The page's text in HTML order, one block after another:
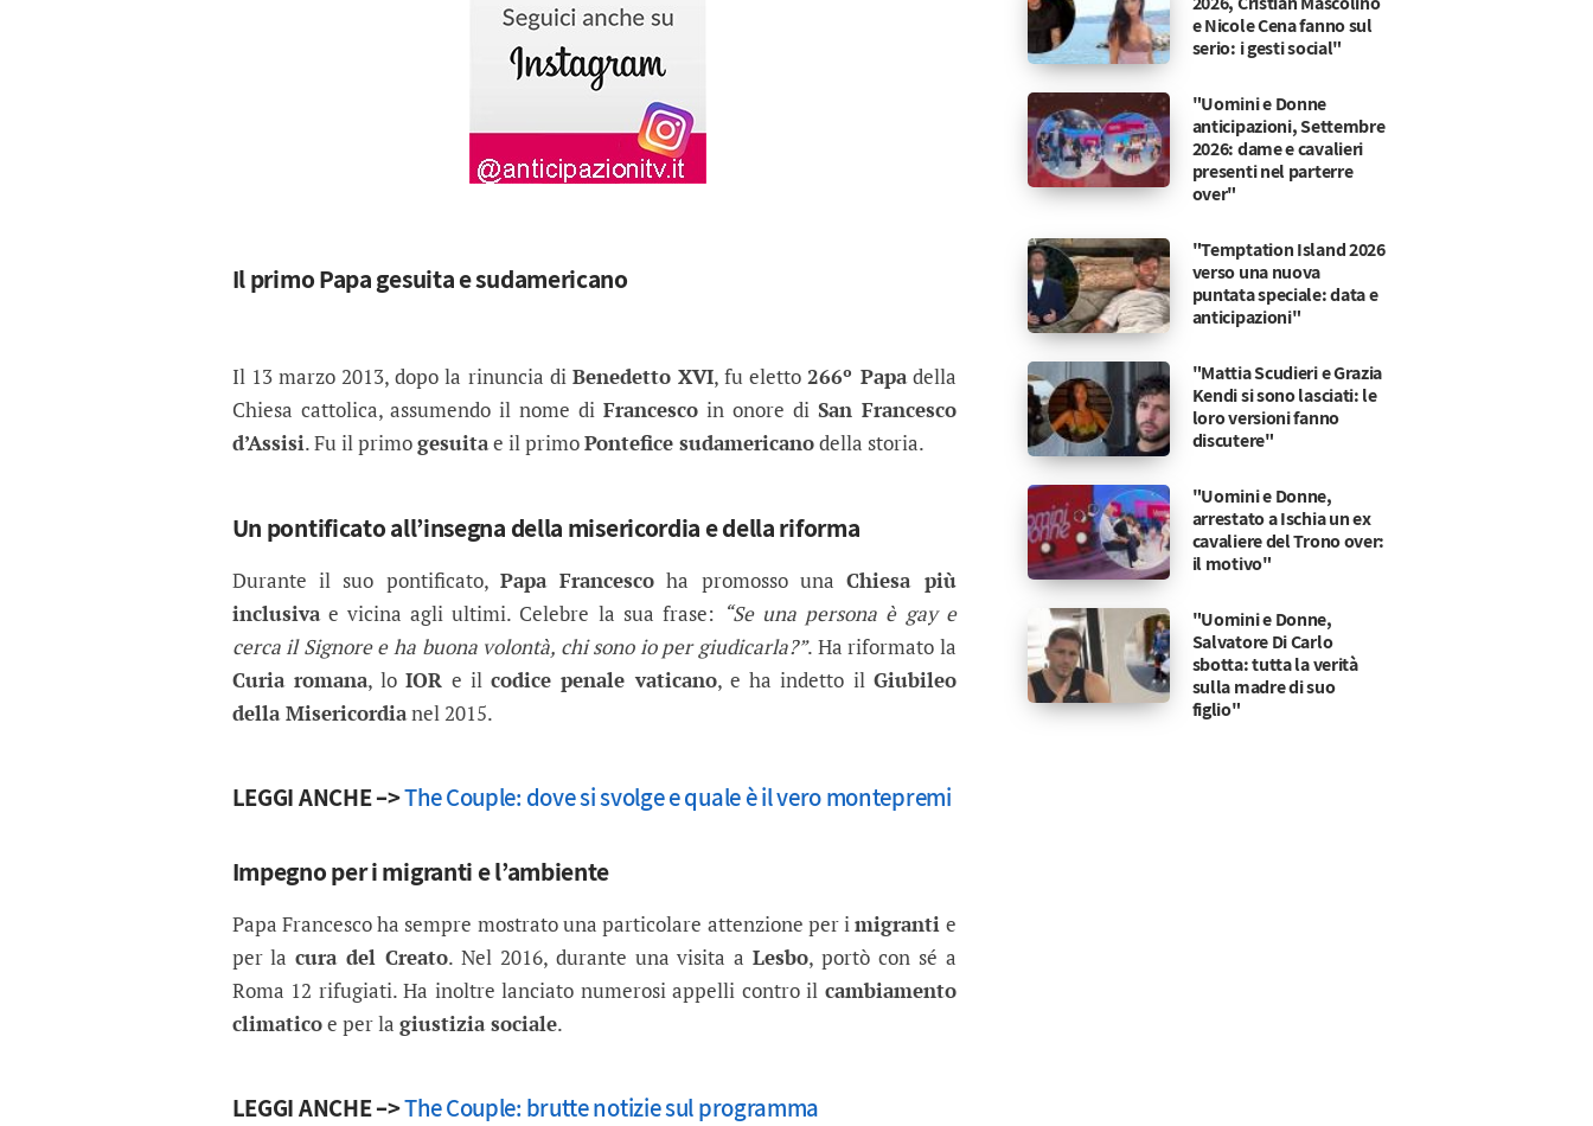
Il primo Papa gesuita e sudamericano
Il 13 marzo 2013, dopo la rinuncia di Benedetto XVI, fu eletto266º Papadella
Chiesa cattolica, assumendo il nome diFrancesco in onore di San Francesco
d’Assisi. Fu il primogesuitae il primoPontefice sudamericanodella storia.
Un pontificato all’insegna della misericordia e della riforma
Durante il suo pontificato, Papa Francesco ha promosso unaChiesa più
inclusivae vicina agli ultimi. Celebre la sua frase: “Se una persona è gay e
cerca il Signore e ha buona volontà, chi sono io per giudicarla?”. Ha riformato la
Curia romana, loIOR e ilcodice penale vaticano, e ha indetto il Giubileo
della Misericordianel 2015.
LEGGI ANCHE –>The Couple: dove si svolge e quale è il vero montepremi
Impegno per i migranti e l’ambiente
Papa Francesco ha sempre mostrato una particolare attenzione per imigranti e
per lacura del Creato. Nel 2016, durante una visita aLesbo, portò con sé a
Roma 12 rifugiati. Ha inoltre lanciato numerosi appelli contro il cambiamento
climaticoe per la giustizia sociale.
LEGGI ANCHE –>The Couple: brutte notizie sul programma
e Nicole Cena fanno sul
serio: i gesti social"
"Uomini e Donne
anticipazioni, Settembre
2026: dame e cavalieri
presenti nel parterre
over"
"Temptation Island 2026
verso una nuova
puntata speciale: data e
anticipazioni"
"Mattia Scudieri e Grazia
Kendi si sono lasciati: le
loro versioni fanno
discutere"
"Uomini e Donne,
arrestato a Ischia un ex
cavaliere del Trono over:
il motivo"
"Uomini e Donne,
Salvatore Di Carlo
sbotta: tutta la verità
sulla madre di suo
figlio"